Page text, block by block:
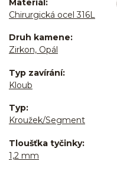
Chirurgická ocel 316L
Druh kamene
Zirkon, Opál
Typ zavírání
Kloub
Typ
Kroužek/Segment
Tloušťka tyčinky
1,2 mm